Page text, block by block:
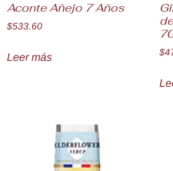
Aconte Añejo 7 Años
$533.60
Leer más $